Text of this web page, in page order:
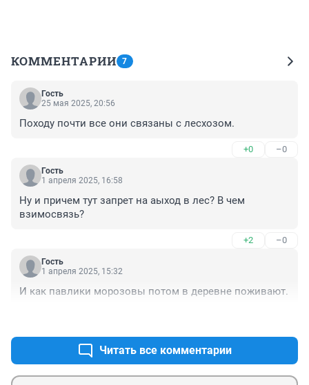
КОММЕНТАРИИ 7
Гость
25 мая 2025, 20:56
Походу почти все они связаны с лесхозом.
+0 –0
Гость
1 апреля 2025, 16:58
Ну и причем тут запрет на аыход в лес? В чем
взимосвязь?
+2 –0
Гость
1 апреля 2025, 15:32
И как павлики морозовы потом в деревне поживают.
Читать все комментарии